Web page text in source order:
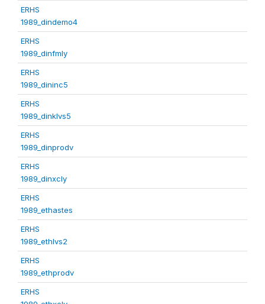
ERHS
1989_dindemo4
ERHS
1989_dinfmly
ERHS
1989_dininc5
ERHS
1989_dinklvs5
ERHS
1989_dinprodv
ERHS
1989_dinxcly
ERHS
1989_ethastes
ERHS
1989_ethlvs2
ERHS
1989_ethprodv
ERHS